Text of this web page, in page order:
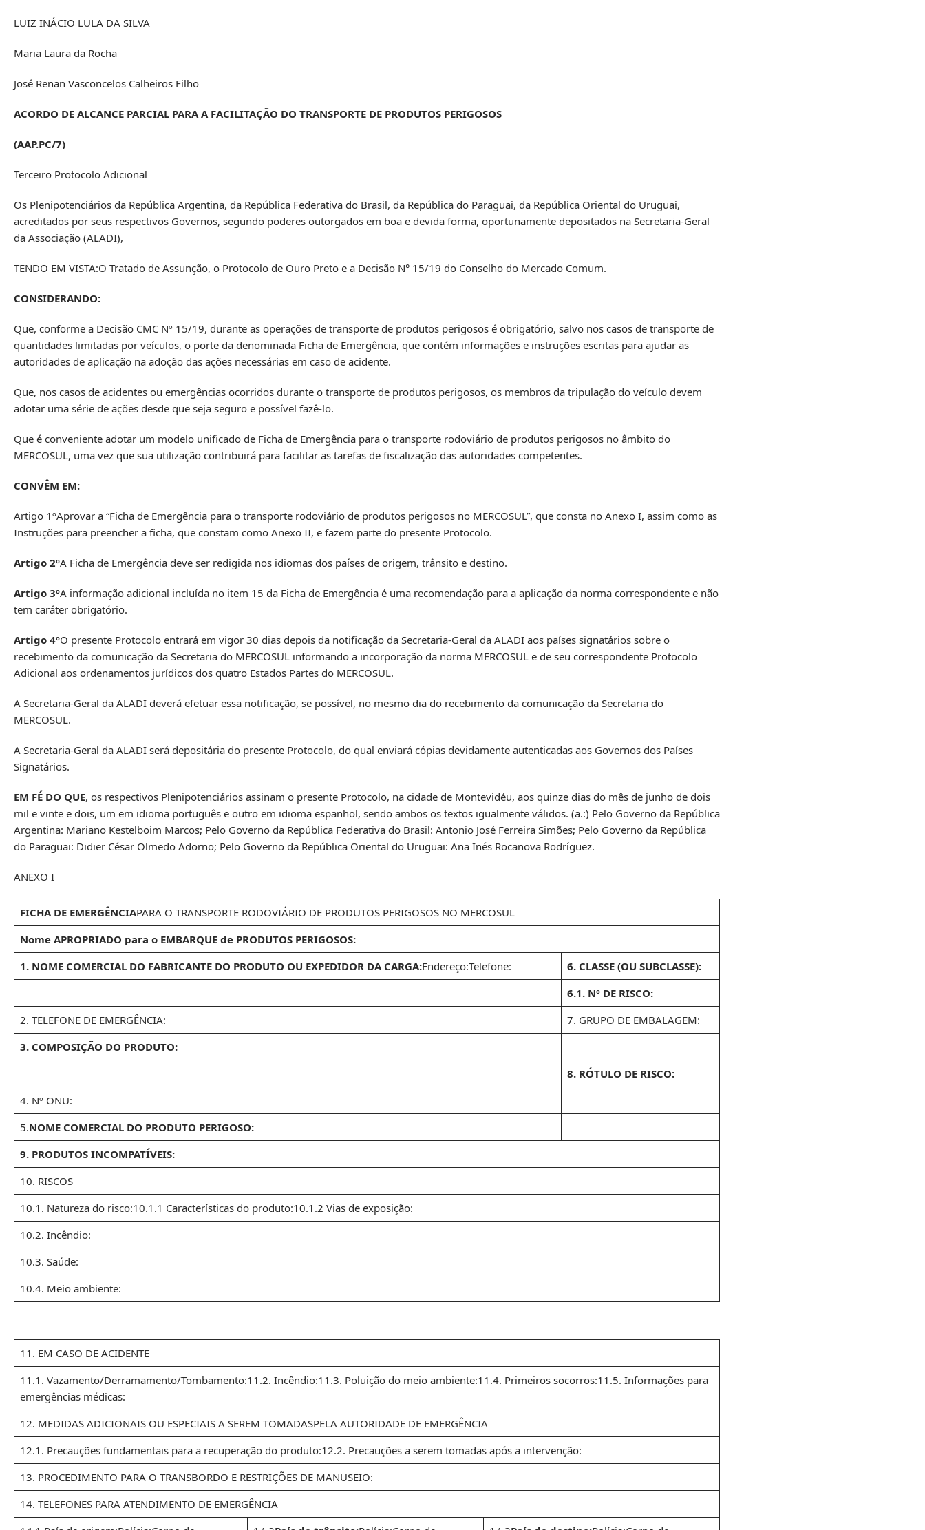
LUIZ INÁCIO LULA DA SILVA
Maria Laura da Rocha
José Renan Vasconcelos Calheiros Filho
ACORDO DE ALCANCE PARCIAL PARA A FACILITAÇÃO DO TRANSPORTE DE PRODUTOS PERIGOSOS
(AAP.PC/7)
Terceiro Protocolo Adicional
Os Plenipotenciários da República Argentina, da República Federativa do Brasil, da República do Paraguai, da República Oriental do Uruguai,
acreditados por seus respectivos Governos, segundo poderes outorgados em boa e devida forma, oportunamente depositados na Secretaria-Geral
da Associação (ALADI),
TENDO EM VISTA:O Tratado de Assunção, o Protocolo de Ouro Preto e a Decisão N° 15/19 do Conselho do Mercado Comum.
CONSIDERANDO:
Que, conforme a Decisão CMC Nº 15/19, durante as operações de transporte de produtos perigosos é obrigatório, salvo nos casos de transporte de
quantidades limitadas por veículos, o porte da denominada Ficha de Emergência, que contém informações e instruções escritas para ajudar as
autoridades de aplicação na adoção das ações necessárias em caso de acidente.
Que, nos casos de acidentes ou emergências ocorridos durante o transporte de produtos perigosos, os membros da tripulação do veículo devem
adotar uma série de ações desde que seja seguro e possível fazê-lo.
Que é conveniente adotar um modelo unificado de Ficha de Emergência para o transporte rodoviário de produtos perigosos no âmbito do
MERCOSUL, uma vez que sua utilização contribuirá para facilitar as tarefas de fiscalização das autoridades competentes.
CONVÊM EM:
Artigo 1ºAprovar a “Ficha de Emergência para o transporte rodoviário de produtos perigosos no MERCOSUL”, que consta no Anexo I, assim como as
Instruções para preencher a ficha, que constam como Anexo II, e fazem parte do presente Protocolo.
Artigo 2ºA Ficha de Emergência deve ser redigida nos idiomas dos países de origem, trânsito e destino.
Artigo 3ºA informação adicional incluída no item 15 da Ficha de Emergência é uma recomendação para a aplicação da norma correspondente e não
tem caráter obrigatório.
Artigo 4ºO presente Protocolo entrará em vigor 30 dias depois da notificação da Secretaria-Geral da ALADI aos países signatários sobre o
recebimento da comunicação da Secretaria do MERCOSUL informando a incorporação da norma MERCOSUL e de seu correspondente Protocolo
Adicional aos ordenamentos jurídicos dos quatro Estados Partes do MERCOSUL.
A Secretaria-Geral da ALADI deverá efetuar essa notificação, se possível, no mesmo dia do recebimento da comunicação da Secretaria do
MERCOSUL.
A Secretaria-Geral da ALADI será depositária do presente Protocolo, do qual enviará cópias devidamente autenticadas aos Governos dos Países
Signatários.
EM FÉ DO QUE, os respectivos Plenipotenciários assinam o presente Protocolo, na cidade de Montevidéu, aos quinze dias do mês de junho de dois
mil e vinte e dois, um em idioma português e outro em idioma espanhol, sendo ambos os textos igualmente válidos. (a.:) Pelo Governo da República
Argentina: Mariano Kestelboim Marcos; Pelo Governo da República Federativa do Brasil: Antonio José Ferreira Simões; Pelo Governo da República
do Paraguai: Didier César Olmedo Adorno; Pelo Governo da República Oriental do Uruguai: Ana Inés Rocanova Rodríguez.
ANEXO I
FICHA DE EMERGÊNCIAPARA O TRANSPORTE RODOVIÁRIO DE PRODUTOS PERIGOSOS NO MERCOSUL
Nome APROPRIADO para o EMBARQUE de PRODUTOS PERIGOSOS:
1. NOME COMERCIAL DO FABRICANTE DO PRODUTO OU EXPEDIDOR DA CARGA:Endereço:Telefone:
6. CLASSE (OU SUBCLASSE):
6.1. Nº DE RISCO:
2. TELEFONE DE EMERGÊNCIA:
7. GRUPO DE EMBALAGEM:
3. COMPOSIÇÃO DO PRODUTO:
8. RÓTULO DE RISCO:
4. Nº ONU:
5.NOME COMERCIAL DO PRODUTO PERIGOSO:
9. PRODUTOS INCOMPATÍVEIS:
10. RISCOS
10.1. Natureza do risco:10.1.1 Características do produto:10.1.2 Vias de exposição:
10.2. Incêndio:
10.3. Saúde:
10.4. Meio ambiente:
11. EM CASO DE ACIDENTE
11.1. Vazamento/Derramamento/Tombamento:11.2. Incêndio:11.3. Poluição do meio ambiente:11.4. Primeiros socorros:11.5. Informações para
emergências médicas:
12. MEDIDAS ADICIONAIS OU ESPECIAIS A SEREM TOMADASPELA AUTORIDADE DE EMERGÊNCIA
12.1. Precauções fundamentais para a recuperação do produto:12.2. Precauções a serem tomadas após a intervenção:
13. PROCEDIMENTO PARA O TRANSBORDO E RESTRIÇÕES DE MANUSEIO:
14. TELEFONES PARA ATENDIMENTO DE EMERGÊNCIA